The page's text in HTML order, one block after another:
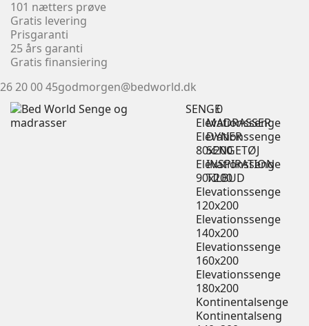
101 nætters prøve
Gratis levering
Prisgaranti
25 års garanti
Gratis finansiering
26 20 00 45godmorgen@bedworld.dk
SENGE
Elevationssenge
Elevationssenge
80x200
Elevationssenge
90x200
Elevationssenge
120x200
Elevationssenge
140x200
Elevationssenge
160x200
Elevationssenge
180x200
Kontinentalsenge
Kontinentalseng
MADRASSER
DYNER
SENGETØJ
INSPIRATION
TILBUD
0